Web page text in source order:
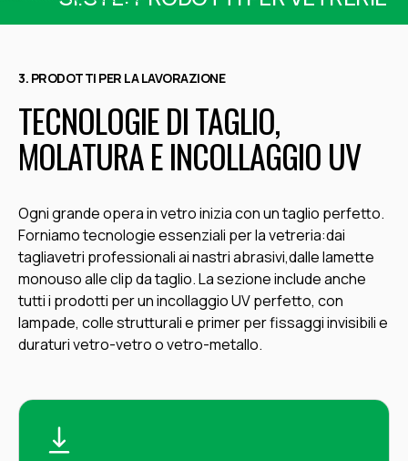
3. PRODOTTI PER LA LAVORAZIONE
TECNOLOGIE DI TAGLIO,
MOLATURA E INCOLLAGGIO UV
Ogni grande opera in vetro inizia con un taglio perfetto.
Forniamo tecnologie essenziali per la vetreria:dai
tagliavetri professionaliai nastri abrasivi,dalle lamette
monouso alle clip da taglio. La sezione include anche
tutti i prodotti per un incollaggio UV perfetto, con
lampade, colle strutturali e primer per fissaggi invisibili e
duraturi vetro-vetro o vetro-metallo.